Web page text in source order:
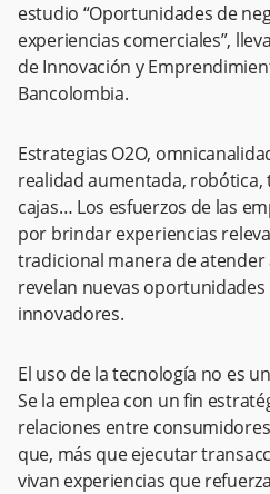
estudio “Oportunidades de
experiencias comerciales”,
de Innovación y
Bancolombia.
Estrategias O2O,
realidad aumentada, robótica,
cajas… Los esfuerzos de las
por brindar experiencias
tradicional manera de
revelan nuevas
innovadores.
El uso de la tecnología no es
Se la emplea con un fin
relaciones entre
que, más que ejecutar
vivan experiencias que